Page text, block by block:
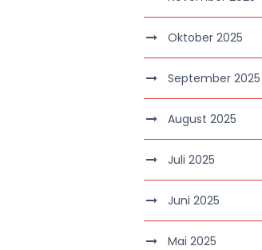
Oktober 2025
September 2025
August 2025
Juli 2025
Juni 2025
Mai 2025